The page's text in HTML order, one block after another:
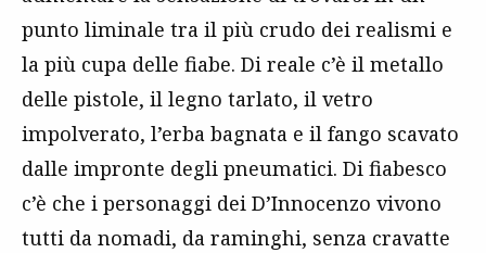
punto liminale tra il più crudo dei realismi e
la più cupa delle fiabe. Di reale c’è il metallo
delle pistole, il legno tarlato, il vetro
impolverato, l’erba bagnata e il fango scavato
dalle impronte degli pneumatici. Di fiabesco
c’è che i personaggi dei D’Innocenzo vivono
tutti da nomadi, da raminghi, senza cravatte